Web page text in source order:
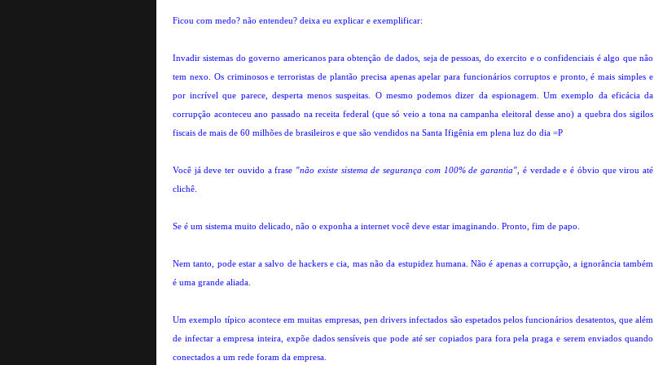
Ficou com medo? não entendeu? deixa eu explicar e exemplificar:
Invadir sistemas do governo americanos para obtenção de dados, seja de pessoas, do exercito e o confidenciais é algo que não
tem nexo. Os criminosos e terroristas de plantão precisa apenas apelar para funcionários corruptos e pronto, é mais simples e
por incrível que parece, desperta menos suspeitas. O mesmo podemos dizer da espionagem. Um exemplo da eficácia da
corrupção aconteceu ano passado na receita federal (que só veio a tona na campanha eleitoral desse ano) a quebra dos sigilos
fiscais de mais de 60 milhões de brasileiros e que são vendidos na Santa Ifigênia em plena luz do dia =P
Você já deve ter ouvido a frase "não existe sistema de segurança com 100% de garantia" , é verdade e é óbvio que virou até
clichê.
Se é um sistema muito delicado, não o exponha a internet você deve estar imaginando. Pronto, fim de papo.
Nem tanto, pode estar a salvo de hackers e cia, mas não da estupidez humana. Não é apenas a corrupção, a ignorância também
é uma grande aliada.
Um exemplo típico acontece em muitas empresas, pen drivers infectados são espetados pelos funcionários desatentos, que além
de infectar a empresa inteira, expõe dados sensíveis que pode até ser copiados para fora pela praga e serem enviados quando
conectados a um rede foram da empresa.